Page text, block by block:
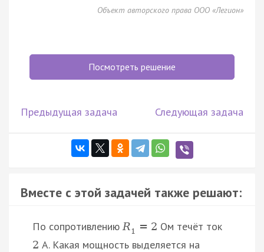
Объект авторского права ООО «Легион»
Посмотреть решение
Предыдущая задача Следующая задача
Вместе с этой задачей также решают:
По сопротивлениюR1 = 2 Ом течёт ток
2 A. Какая мощность выделяется на